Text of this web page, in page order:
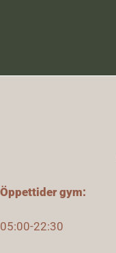
Öppettider gym:
05:00-22:30